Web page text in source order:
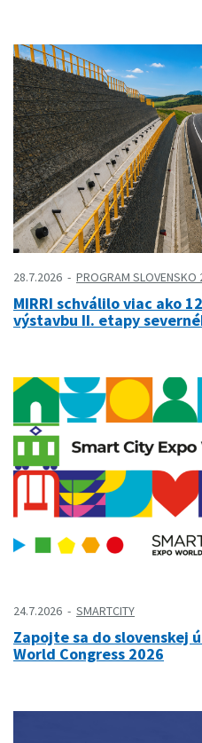
28.7.2026 PROGRAM
MIRRI schválilo viac ako
výstavbu II. etapy
24.7.2026 SMARTCITY
Zapojte sa do slovenskej
World Congress 2026